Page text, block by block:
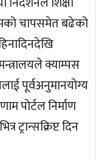
चापसमेत बढेको
क्याम्पस
पूर्वअनुमानयोग्य
पोर्टल निर्माण
ट्रान्सक्रिप्ट दिन